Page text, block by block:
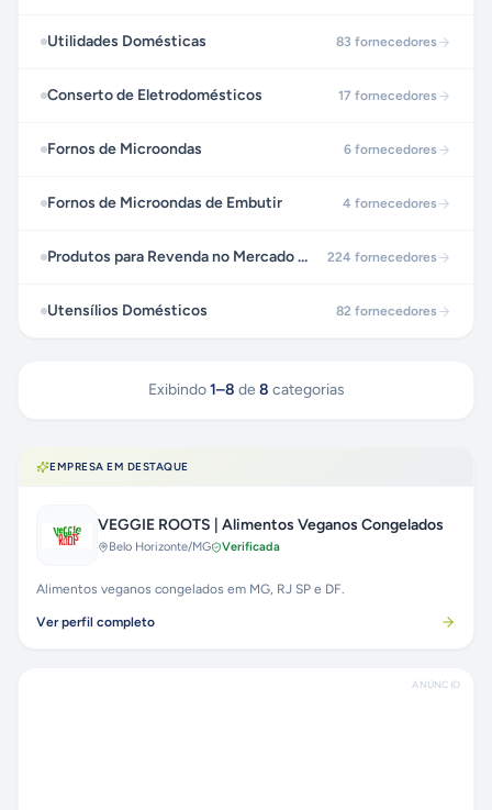
Utilidades Domésticas 83 fornecedores
Conserto de Eletrodomésticos 17 fornecedores
Fornos de Microondas 6 fornecedores
Fornos de Microondas de Embutir 4 fornecedores
Produtos para Revenda no Mercado Livre 224 fornecedores
Utensílios Domésticos 82 fornecedores
Exibindo 1–8 de 8 categorias
EMPRESA EM DESTAQUE
VEGGIE ROOTS | Alimentos Veganos Congelados
Belo Horizonte/MG Verificada
Alimentos veganos congelados em MG, RJ SP e DF.
Ver perfil completo
ANÚNCIO